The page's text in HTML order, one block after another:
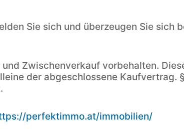
Sie sich und überzeugen Sie sich
Zwischenverkauf vorbehalten.
der abgeschlossene Kaufvertrag.
perfektimmo.at/immobilien/